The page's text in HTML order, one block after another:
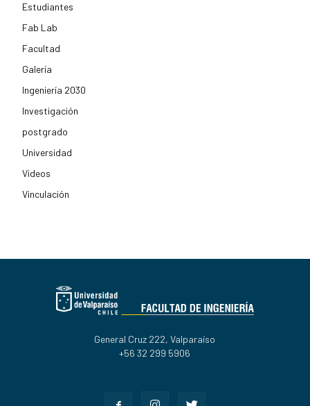
Estudiantes
Fab Lab
Facultad
Galería
Ingeniería 2030
Investigación
postgrado
Universidad
Videos
Vinculación
General Cruz 222, Valparaíso
+56 32 299 5906